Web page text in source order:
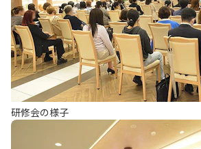
研修会の様子